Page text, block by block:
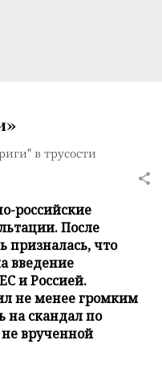
в трусости
российские
После
призналась, что
введение
и Россией.
не менее громким
на скандал по
врученной